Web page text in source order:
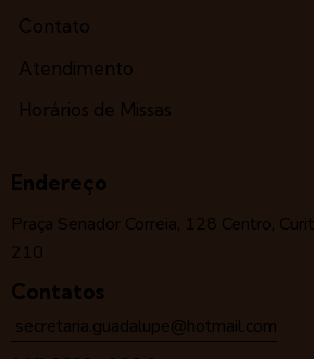
Contato
Atendimento
Horários de Missas
Endereço
Praça Senador Correia, 128 Centro,
210
Contatos
secretaria.guadalupe@hotmail.com